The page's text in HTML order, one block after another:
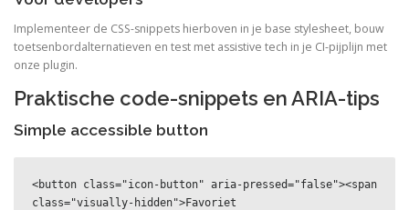
Implementeer de CSS-snippets hierboven in je base stylesheet, bouw
toetsenbordalternatieven en test met assistive tech in je CI-pijplijn met
onze plugin.
Praktische code-snippets en ARIA-tips
Simple accessible button
<button class="icon-button" aria-pressed="false"><span
class="visually-hidden">Favoriet